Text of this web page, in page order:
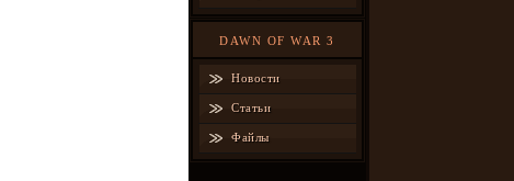
DAWN OF WAR 3
Новости
Статьи
Файлы